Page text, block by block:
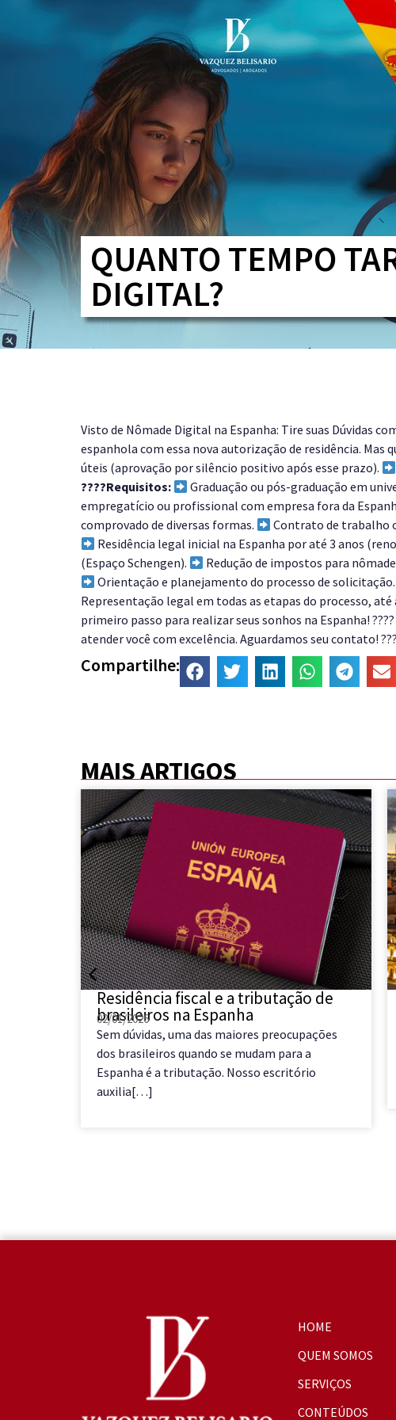
QUANTO TEMPO
DIGITAL?
Visto de Nômade Digital na Espanha: Tire suas Dúvidas
espanhola com essa nova autorização de residência.
úteis (aprovação por silêncio positivo após esse prazo).
????Requisitos:
Graduação ou pós-graduação em
empregatício ou profissional com empresa fora da
comprovado de diversas formas.
Contrato de trabalho
Residência legal inicial na Espanha por até 3 anos
(Espaço Schengen).
Redução de impostos para
Orientação e planejamento do processo de solicitação.
Representação legal em todas as etapas do processo,
primeiro passo para realizar seus sonhos na Espanha! ????
atender você com excelência. Aguardamos seu contato!
Compartilhe:
MAIS ARTIGOS
Residência fiscal e a tributação de
brasileiros na Espanha
02/01/2026
Sem dúvidas, uma das maiores preocupações
dos brasileiros quando se mudam para a
Espanha é a tributação. Nosso escritório
auxilia[…]
HOME
QUEM SOMOS
SERVIÇOS
CONTEÚDOS